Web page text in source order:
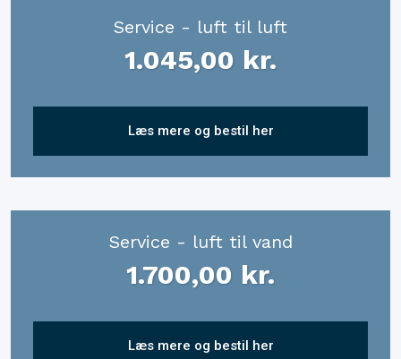
Service - luft til luft
1.045,00 kr.​
Læs mere og bestil her
Service - luft til vand
1.700,00 kr.​
Læs mere og bestil her